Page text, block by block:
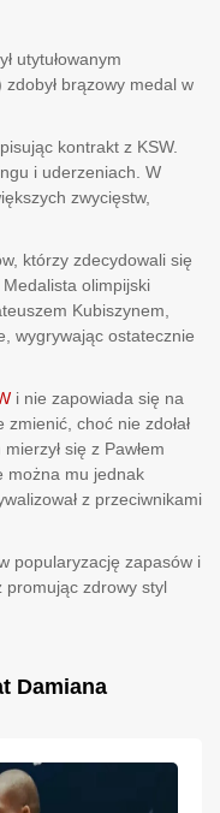
utytułowanym
brązowy medal w
kontrakt z KSW.
i uderzeniach. W
zwycięstw,
którzy zdecydowali się
olimpijski
Kubiszynem,
wygrywając ostatecznie
i nie zapowiada się na
choć nie zdołał
się z Pawłem
można mu jednak
z przeciwnikami
popularyzację zapasów i
promując zdrowy styl
Damiana